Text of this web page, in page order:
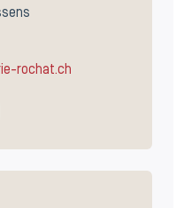
rochat.ch